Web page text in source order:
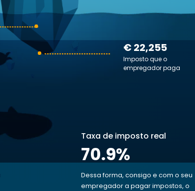
€ 22,255
Imposto que o
empregador paga
Taxa de imposto real
70.9%
Dessa forma, consigo e com o seu
empregador a pagar impostos, o